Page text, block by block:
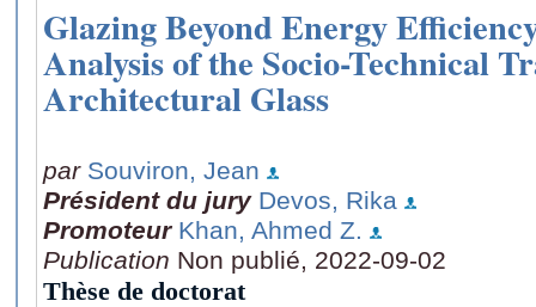
Glazing Beyond Energy
Analysis of the Socio-Technical
Architectural Glass
par Souviron, Jean
Président du jury Devos, Rika
Promoteur Khan, Ahmed Z.
Publication Non publié, 2022-09-02
Thèse de doctorat